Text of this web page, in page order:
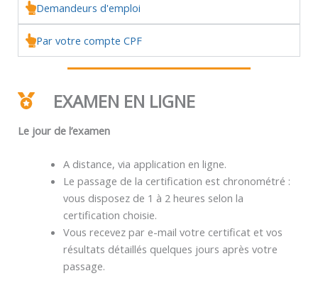
Demandeurs d'emploi
Par votre compte CPF
EXAMEN EN LIGNE
Le jour de l’examen
A distance, via application en ligne.
Le passage de la certification est chronométré :
vous disposez de 1 à 2 heures selon la
certification choisie.
Vous recevez par e-mail votre certificat et vos
résultats détaillés quelques jours après votre
passage.